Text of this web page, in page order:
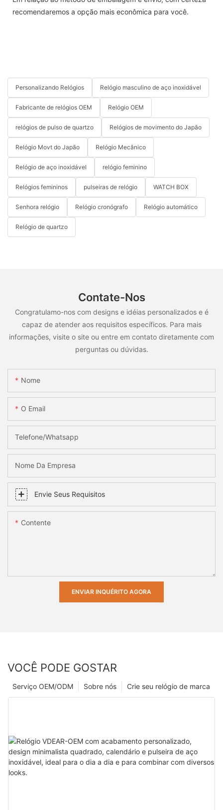
recomendaremos a opção mais econômica para você.
Personalizando Relógios Relógio masculino de aço inoxidável
Fabricante de relógios OEM Relógio OEM
relógios de pulso de quartzo Relógios de movimento do Japão
Relógio Movt do Japão Relógio Mecânico
Relógio de aço inoxidável relógio feminino
Relógios femininos pulseiras de relógio WATCH BOX
Senhora relógio Relógio cronógrafo Relógio automático
Relógio de quartzo
Contate-Nos
Congratulamo-nos com designs e idéias personalizados e é
capaz de atender aos requisitos específicos. Para mais
informações, visite o site ou entre em contato diretamente com
perguntas ou dúvidas.
Nome
O Email
Telefone/whatsapp
Nome Da Empresa
Envie Seus Requisitos
Contente
ENVIAR INQUÉRITO AGORA
VOCÊ PODE GOSTAR
Crie seu relógio de marca
Sobre nós
Serviço OEM/ODM